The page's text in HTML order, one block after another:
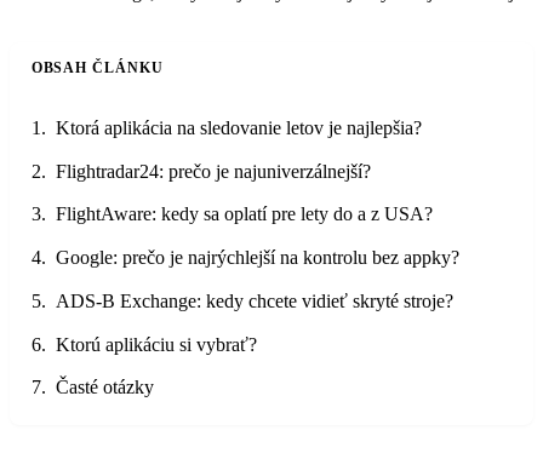
OBSAH ČLÁNKU
Ktorá aplikácia na sledovanie letov je najlepšia?
Flightradar24: prečo je najuniverzálnejší?
FlightAware: kedy sa oplatí pre lety do a z USA?
Google: prečo je najrýchlejší na kontrolu bez appky?
ADS-B Exchange: kedy chcete vidieť skryté stroje?
Ktorú aplikáciu si vybrať?
Časté otázky